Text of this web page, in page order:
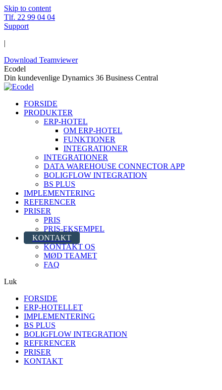
Skip to content
Tlf. 22 99 04 04
Support
|
Download Teamviewer
Ecodel
Din kundevenlige Dynamics 36 Business Central
FORSIDE
PRODUKTER
ERP-HOTEL
OM ERP-HOTEL
FUNKTIONER
INTEGRATIONER
INTEGRATIONER
DATA WAREHOUSE CONNECTOR APP
BOLIGFLOW INTEGRATION
BS PLUS
IMPLEMENTERING
REFERENCER
PRISER
PRIS
PRIS-EKSEMPEL
KONTAKT
KONTAKT OS
MØD TEAMET
FAQ
Luk
FORSIDE
ERP-HOTELLET
IMPLEMENTERING
BS PLUS
BOLIGFLOW INTEGRATION
REFERENCER
PRISER
KONTAKT